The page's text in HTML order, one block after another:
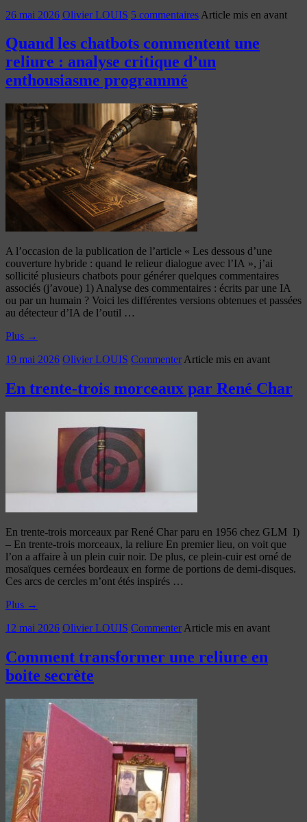
26 mai 2026 Olivier LOUIS 5 commentaires Article mis en avant
Quand les chatbots commentent une
reliure : analyse critique d’un
enthousiasme programmé
A l’occasion de la publication de l’article « Les dessous d’une
couverture hybride : quand le relieur dialogue avec l’IA », j’ai
sollicité plusieurs chatbots pour générer quelques commentaires
associés (j’avoue) 1) Analyse des commentaires : écrits par une IA
ou par un humain ? Voici les différentes versions obtenues et passées
au détecteur d’IA de l’outil …
Plus →
19 mai 2026 Olivier LOUIS Commenter Article mis en avant
En trente-trois morceaux par René Char
En trente-trois morceaux par René Char paru en 1956 chez GLM I)
– En trente-trois morceaux, la reliure En premier lieu, on voit que
l’on a affaire à un plein cuir noir. De plus, ce plein-cuir est orné de
mosaïques cernées bordeaux en forme de portions de demi-disques.
Ces arcs de cercles m’ont étés inspirés …
Plus →
12 mai 2026 Olivier LOUIS Commenter Article mis en avant
Comment transformer une reliure en
boite secrète